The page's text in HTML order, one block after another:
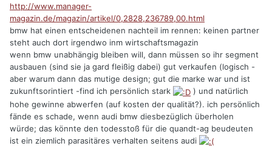
http://www.manager-
magazin.de/magazin/artikel/0,2828,236789,00.html
bmw hat einen entscheidenen nachteil im rennen: keinen partner
steht auch dort irgendwo inm wirtschaftsmagazin
wenn bmw unabhängig bleiben will, dann müssen so ihr segment
ausbauen (sind sie ja gard fleißig dabei) gut verkaufen (logisch -
aber warum dann das mutige design; gut die marke war und ist
zukunftsorintiert -find ich persönlich stark
) und natürlich
hohe gewinne abwerfen (auf kosten der qualität?). ich persönlich
fände es schade, wenn audi bmw diesbezüglich überholen
würde; das könnte den todesstoß für die quandt-ag beudeuten
ist ein ziemlich parasitäres verhalten seitens audi